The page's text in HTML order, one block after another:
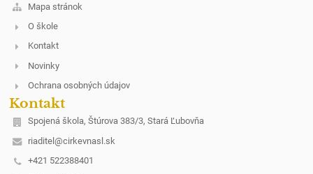
Mapa stránok
O škole
Kontakt
Novinky
Ochrana osobných údajov
Kontakt
Spojená škola, Štúrova 383/3, Stará Ľubovňa
riaditel@cirkevnasl.sk
+421 522388401